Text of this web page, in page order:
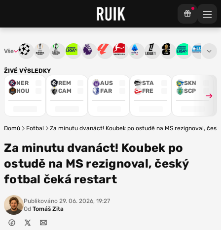
ŽIVÉ VÝSLEDKY
NER
HOU
REM
CAM
AUS
FAR
STA
FRE
SKN
SCP
Vše Liga mistrůEvropská liga
Konferenční liga
Chance ligaPremier League
La LigaBundesliga
Serie ALigue 1Mistrovství světa
Chance3. ČFL
Domů Fotbal Za minutu dvanáct! Koubek po ostudě na MS rezignoval,
Za minutu dvanáct! Koubek po
ostudě na MS rezignoval, český
fotbal čeká restart
Publikováno 29. 06. 2026, 19:27
Od Tomáš Zita